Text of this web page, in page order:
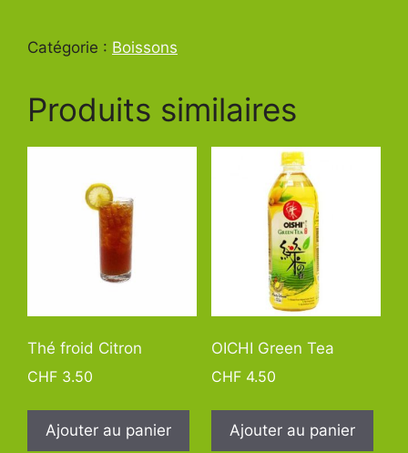
Catégorie : Boissons
Produits similaires
Thé froid Citron
CHF 3.50
Ajouter au panier
OICHI Green Tea
CHF4.50
Ajouter au panier